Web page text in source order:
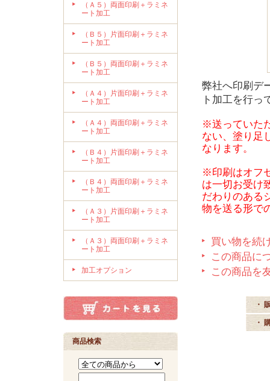
（Ａ５）両面印刷＋ラミネ
ート加工
（Ｂ５）片面印刷＋ラミネ
ート加工
（Ｂ５）両面印刷＋ラミネ
ート加工
（Ａ４）片面印刷＋ラミネ
ート加工
（Ａ４）両面印刷＋ラミネ
ート加工
（Ｂ４）片面印刷＋ラミネ
ート加工
（Ｂ４）両面印刷＋ラミネ
ート加工
（Ａ３）片面印刷＋ラミネ
ート加工
（Ａ３）両面印刷＋ラミネ
ート加工
加工オプション
商品検索
弊社へ印刷デ
ト加工を行っ
※送っていた
ない、塗り足
なります。
※印刷はオフ
は一切お受け
だわりのある
物を送る形で
買い物を続
この商品に
この商品を
・
・